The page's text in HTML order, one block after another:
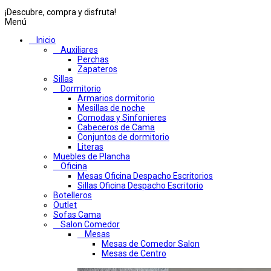
¡Descubre, compra y disfruta!
Menú
Inicio
Auxiliares
Perchas
Zapateros
Sillas
Dormitorio
Armarios dormitorio
Mesillas de noche
Comodas y Sinfonieres
Cabeceros de Cama
Conjuntos de dormitorio
Literas
Muebles de Plancha
Oficina
Mesas Oficina Despacho Escritorios
Sillas Oficina Despacho Escritorio
Botelleros
Outlet
Sofas Cama
Salon Comedor
Mesas
Mesas de Comedor Salon
Mesas de Centro